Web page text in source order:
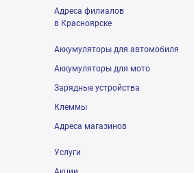
Адреса филиалов
в Красноярске
Аккумуляторы для автомобиля
Аккумуляторы для мото
Зарядные устройства
Клеммы
Адреса магазинов
Услуги